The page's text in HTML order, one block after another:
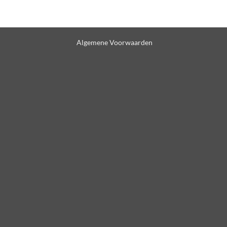
Algemene Voorwaarden